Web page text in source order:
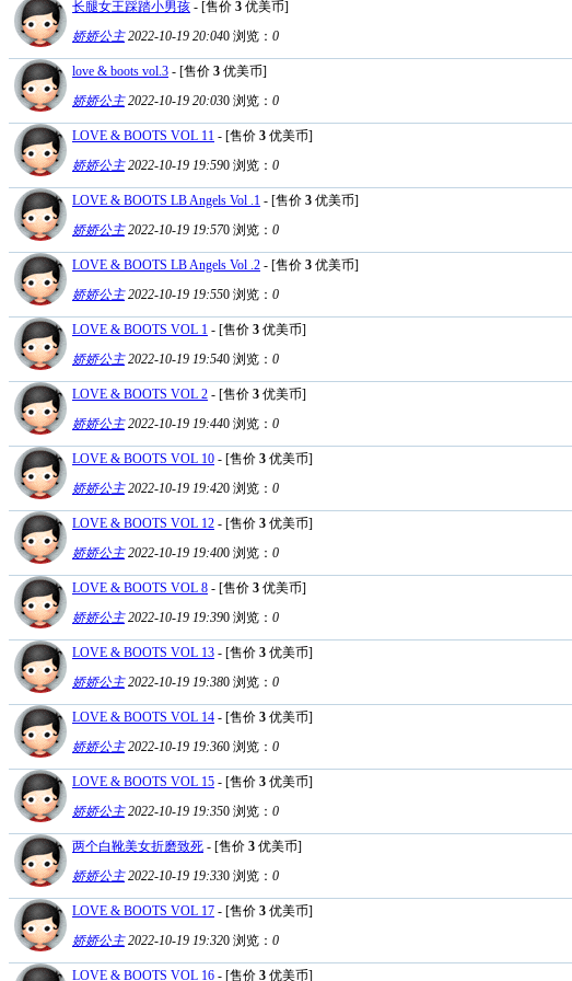
长腿女王踩踏小男孩 - [售价 3 优美币]
娇娇公主 2022-10-19 20:040 浏览： 0
love & boots vol.3 - [售价 3 优美币]
娇娇公主 2022-10-19 20:030 浏览： 0
LOVE & BOOTS VOL 11 - [售价 3 优美币]
娇娇公主 2022-10-19 19:590 浏览： 0
LOVE & BOOTS LB Angels Vol .1 - [售价 3 优美币]
娇娇公主 2022-10-19 19:570 浏览： 0
LOVE & BOOTS LB Angels Vol .2 - [售价 3 优美币]
娇娇公主 2022-10-19 19:550 浏览： 0
LOVE & BOOTS VOL 1 - [售价 3 优美币]
娇娇公主 2022-10-19 19:540 浏览： 0
LOVE & BOOTS VOL 2 - [售价 3 优美币]
娇娇公主 2022-10-19 19:440 浏览： 0
LOVE & BOOTS VOL 10 - [售价 3 优美币]
娇娇公主 2022-10-19 19:420 浏览： 0
LOVE & BOOTS VOL 12 - [售价 3 优美币]
娇娇公主 2022-10-19 19:400 浏览： 0
LOVE & BOOTS VOL 8 - [售价 3 优美币]
娇娇公主 2022-10-19 19:390 浏览： 0
LOVE & BOOTS VOL 13 - [售价 3 优美币]
娇娇公主 2022-10-19 19:380 浏览： 0
LOVE & BOOTS VOL 14 - [售价 3 优美币]
娇娇公主 2022-10-19 19:360 浏览： 0
LOVE & BOOTS VOL 15 - [售价 3 优美币]
娇娇公主 2022-10-19 19:350 浏览： 0
两个白靴美女折磨致死 - [售价 3 优美币]
娇娇公主 2022-10-19 19:330 浏览： 0
LOVE & BOOTS VOL 17 - [售价 3 优美币]
娇娇公主 2022-10-19 19:320 浏览： 0
LOVE & BOOTS VOL 16 - [售价 3 优美币]